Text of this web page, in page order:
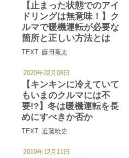
【止まった状態でのアイ
ドリングは無意味！】ク
ルマで暖機運転が必要な
箇所と正しい方法とは
TEXT: 藤田竜太
【キンキンに冷えていて
もいまのクルマには不
要!?】冬は暖機運転を長
めにすべきか否か
TEXT: 近藤暁史
2020年02月08日
2019年12月11日